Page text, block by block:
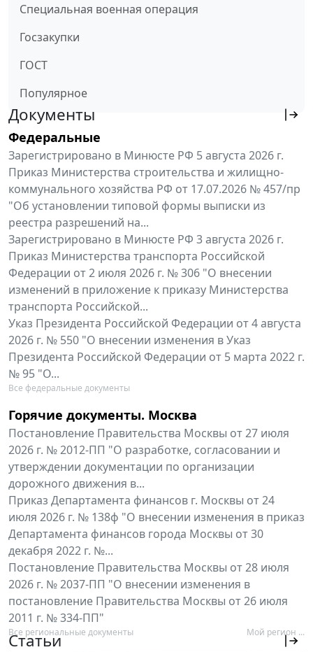
Специальная военная операция
Госзакупки
ГОСТ
Популярное
Документы
Федеральные
Зарегистрировано в Минюсте РФ 5 августа 2026 г.
Приказ Министерства строительства и жилищно-
коммунального хозяйства РФ от 17.07.2026 № 457/пр
"Об установлении типовой формы выписки из
реестра разрешений на...
Зарегистрировано в Минюсте РФ 3 августа 2026 г.
Приказ Министерства транспорта Российской
Федерации от 2 июля 2026 г. № 306 "О внесении
изменений в приложение к приказу Министерства
транспорта Российской...
Указ Президента Российской Федерации от 4 августа
2026 г. № 550 "О внесении изменения в Указ
Президента Российской Федерации от 5 марта 2022 г.
№ 95 "О...
Все федеральные документы
Горячие документы. Москва
Постановление Правительства Москвы от 27 июля
2026 г. № 2012-ПП "О разработке, согласовании и
утверждении документации по организации
дорожного движения в...
Приказ Департамента финансов г. Москвы от 24
июля 2026 г. № 138ф "О внесении изменения в приказ
Департамента финансов города Москвы от 30
декабря 2022 г. №...
Постановление Правительства Москвы от 28 июля
2026 г. № 2037-ПП "О внесении изменения в
постановление Правительства Москвы от 26 июля
2011 г. № 334-ПП"
Все региональные документы Мой регион ...
Статьи